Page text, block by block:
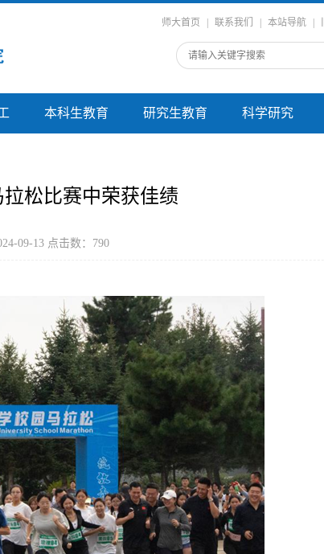
师大首页 联系我们 本站导航
本科生教育 研究生教育 科学研究
松比赛中荣获佳绩
09-13 点击数： 790